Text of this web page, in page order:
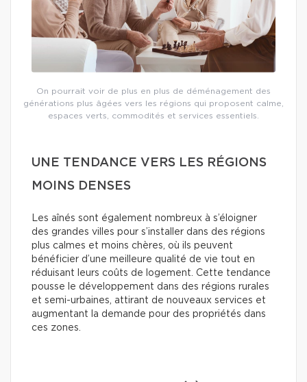
On pourrait voir de plus en plus de déménagement des
générations plus âgées vers les régions qui proposent calme,
espaces verts, commodités et services essentiels.
UNE TENDANCE VERS LES RÉGIONS
MOINS DENSES
Les aînés sont également nombreux à s’éloigner
des grandes villes pour s’installer dans des régions
plus calmes et moins chères, où ils peuvent
bénéficier d’une meilleure qualité de vie tout en
réduisant leurs coûts de logement. Cette tendance
pousse le développement dans des régions rurales
et semi-urbaines, attirant de nouveaux services et
augmentant la demande pour des propriétés dans
ces zones.